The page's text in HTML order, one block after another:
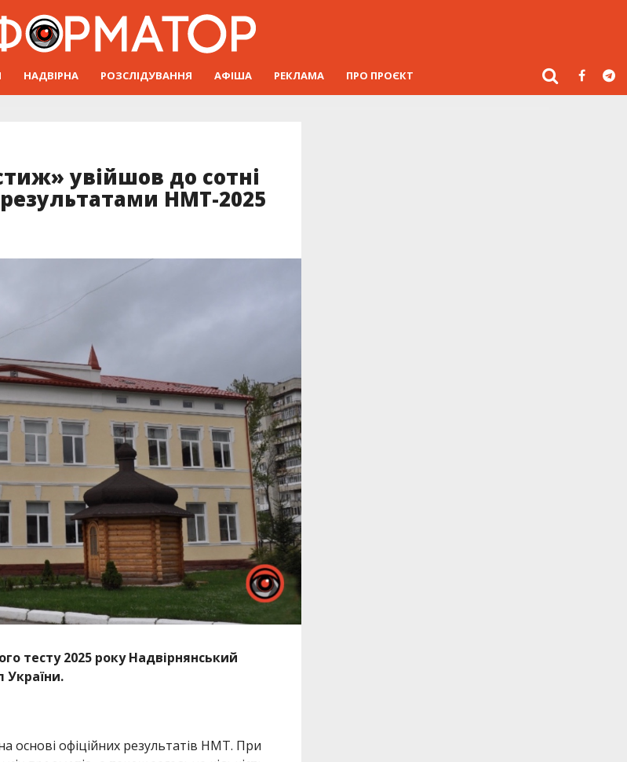
НАДВІРНА РОЗСЛІДУВАННЯ АФІША РЕКЛАМА ПРО ПРОЄКТ
увійшов до сотні
НМТ-2025
тесту 2025 року Надвірнянський
України.
основі офіційних результатів НМТ. При